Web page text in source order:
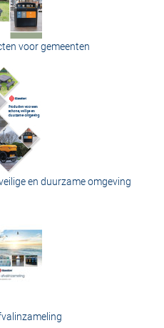
voor gemeenten
en duurzame omgeving